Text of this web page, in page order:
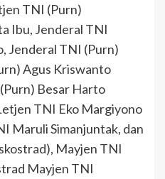
TNI (Purn)
Ibu, Jenderal TNI
Jenderal TNI (Purn)
Agus Kriswanto
Besar Harto
TNI Eko Margiyono
Maruli Simanjuntak, dan
Mayjen TNI
Mayjen TNI